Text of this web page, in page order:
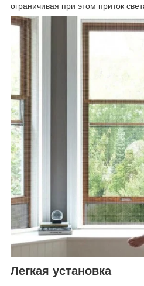
ограничивая при этом приток
Легкая установка